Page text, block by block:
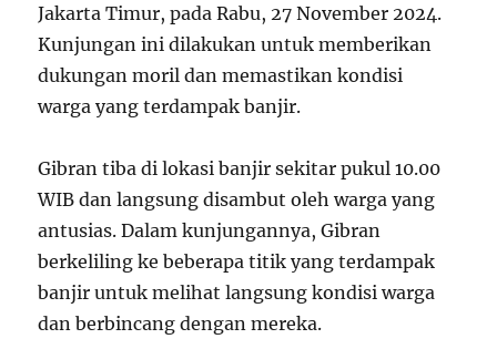
Jakarta Timur, pada Rabu, 27 November 2024.
Kunjungan ini dilakukan untuk memberikan
dukungan moril dan memastikan kondisi
warga yang terdampak banjir.
Gibran tiba di lokasi banjir sekitar pukul 10.00
WIB dan langsung disambut oleh warga yang
antusias. Dalam kunjungannya, Gibran
berkeliling ke beberapa titik yang terdampak
banjir untuk melihat langsung kondisi warga
dan berbincang dengan mereka.